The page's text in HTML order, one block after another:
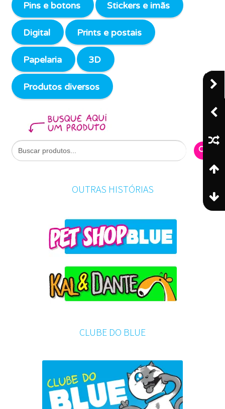
Pins e botons Stickers e imãs
Digital Prints e postais
Papelaria 3D
Produtos diversos
Search
for:
Search
OUTRAS HISTÓRIAS
CLUBE DO BLUE